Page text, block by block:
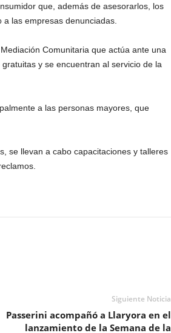
que, además de asesorarlos, los
las empresas denunciadas.
Comunitaria que actúa ante una
y se encuentran al servicio de la
a las personas mayores, que
se llevan a cabo capacitaciones y talleres
Siguiente Noticia
Passerini acompañó a Llaryora en el
lanzamiento de la Semana de la